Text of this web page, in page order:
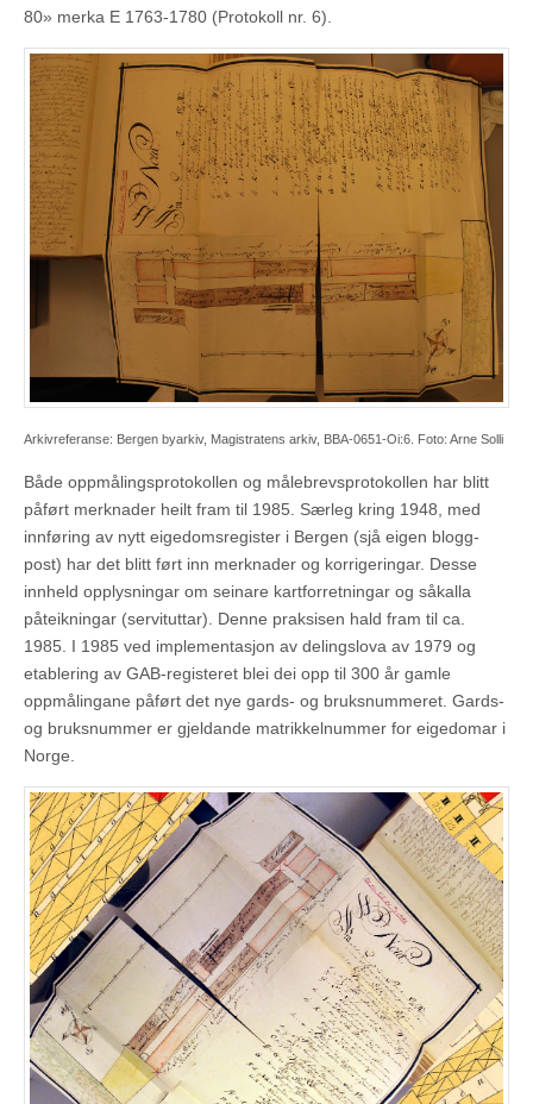
80» merka E 1763-1780 (Protokoll nr. 6).
Arkivreferanse: Bergen byarkiv, Magistratens arkiv, BBA-0651-Oi:6. Foto: Arne Solli
Både oppmålingsprotokollen og målebrevsprotokollen har blitt
påført merknader heilt fram til 1985. Særleg kring 1948, med
innføring av nytt eigedomsregister i Bergen (sjå eigen blogg-
post) har det blitt ført inn merknader og korrigeringar. Desse
innheld opplysningar om seinare kartforretningar og såkalla
påteikningar (servituttar). Denne praksisen hald fram til ca.
1985. I 1985 ved implementasjon av delingslova av 1979 og
etablering av GAB-registeret blei dei opp til 300 år gamle
oppmålingane påført det nye gards- og bruksnummeret. Gards-
og bruksnummer er gjeldande matrikkelnummer for eigedomar i
Norge.